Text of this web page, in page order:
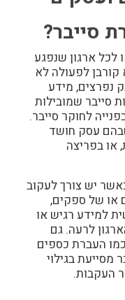
סייבר?
לכל ארגון שנפגע
לפעולה לא
נפרצים, מידע
סייבר שמובילות
לחוקר סייבר.
עסק חושד
או בפריצה
יש צורך לעקוב
או של ספקים,
למידע רגיש או
לרעה. גם
העברת כספים
מסייעת בגילוי
העקבות.